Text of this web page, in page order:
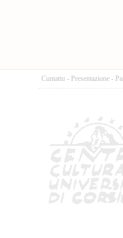
Cuntattu - Presentazione -